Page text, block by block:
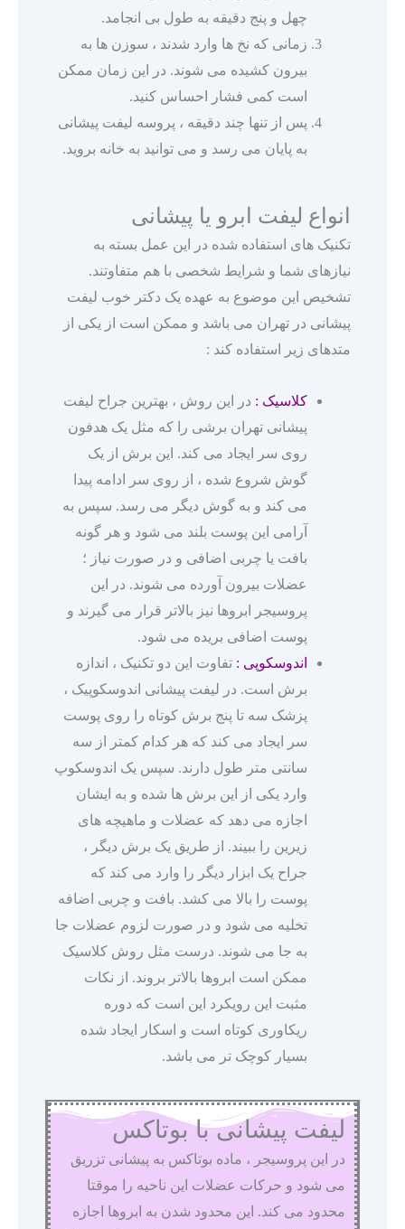
چهل و پنج دقیقه به طول بی انجامد.
زمانی که نخ ها وارد شدند ، سوزن ها به
بیرون کشیده می شوند. در این زمان ممکن
است کمی فشار احساس کنید.
پس از تنها چند دقیقه ، پروسه لیفت پیشانی
به پایان می رسد و می توانید به خانه بروید.
انواع لیفت ابرو یا پیشانی
تکنیک های استفاده شده در این عمل بسته به
نیازهای شما و شرایط شخصی با هم متفاوتند.
تشخیص این موضوع به عهده یک دکتر خوب لیفت
پیشانی در تهران می باشد و ممکن است از یکی از
متدهای زیر استفاده کند :
کلاسیک : در این روش ، بهترین جراح لیفت
پیشانی تهران برشی را که مثل یک هدفون
روی سر ایجاد می کند. این برش از یک
گوش شروع شده ، از روی سر ادامه پیدا
می کند و به گوش دیگر می رسد. سپس به
آرامی این پوست بلند می شود و هر گونه
بافت یا چربی اضافی و در صورت نیاز ؛
عضلات بیرون آورده می شوند. در این
پروسیجر ابروها نیز بالاتر قرار می گیرند و
پوست اضافی بریده می شود.
اندوسکوپی : تفاوت این دو تکنیک ، اندازه
برش است. در لیفت پیشانی اندوسکوپیک ،
پزشک سه تا پنج برش کوتاه را روی پوست
سر ایجاد می کند که هر کدام کمتر از سه
سانتی متر طول دارند. سپس یک اندوسکوپ
وارد یکی از این برش ها شده و به ایشان
اجازه می دهد که عضلات و ماهیچه های
زیرین را ببیند. از طریق یک برش دیگر ،
جراح یک ابزار دیگر را وارد می کند که
پوست را بالا می کشد. بافت و چربی اضافه
تخلیه می شود و در صورت لزوم عضلات جا
به جا می شوند. درست مثل روش کلاسیک
ممکن است ابروها بالاتر بروند. از نکات
مثبت این رویکرد این است که دوره
ریکاوری کوتاه است و اسکار ایجاد شده
بسیار کوچک تر می باشد.
لیفت پیشانی با بوتاکس
در این پروسیجر ، ماده بوتاکس به پیشانی تزریق
می شود و حرکات عضلات این ناحیه را موقتا
محدود می کند. این محدود شدن به ابروها اجازه